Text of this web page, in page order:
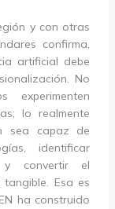
y con otras
confirma,
artificial debe
No
experimenten
lo realmente
sea capaz de
identificar
y convertir el
Esa es
ha construido